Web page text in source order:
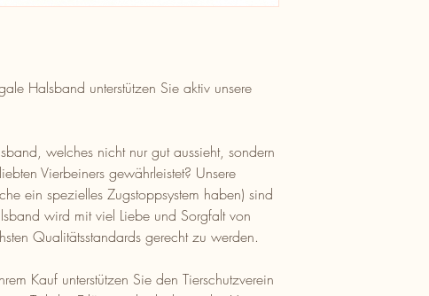
Halsband unterstützen Sie aktiv unsere
welches nicht nur gut aussieht, sondern
Vierbeiners gewährleistet? Unsere
ein spezielles Zugstoppsystem haben) sind
wird mit viel Liebe und Sorgfalt von
Qualitätsstandards gerecht zu werden.
Kauf unterstützen Sie den Tierschutzverein